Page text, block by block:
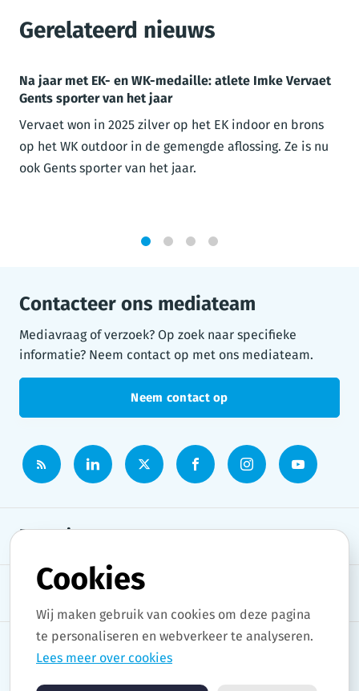
Gerelateerd nieuws
Na jaar met EK- en WK-medaille: atlete Imke Vervaet
Gents sporter van het jaar
Vervaet won in 2025 zilver op het EK indoor en brons
op het WK outdoor in de gemengde aflossing. Ze is nu
ook Gents sporter van het jaar.
Contacteer ons mediateam
Mediavraag of verzoek? Op zoek naar specifieke
informatie? Neem contact op met ons mediateam.
Neem contact op
Persruimte
Onderwerpen
Copyright © 2026 Stad Gent. All rights reserved.
Cookies
Wij maken gebruik van cookies om deze pagina
te personaliseren en webverkeer te analyseren.
Lees meer over cookies